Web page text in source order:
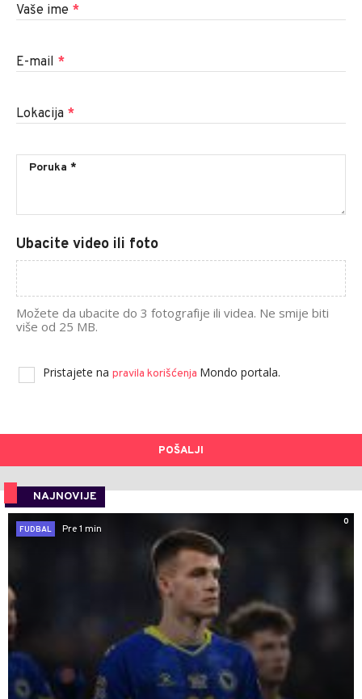
Vaše ime *
E-mail *
Lokacija *
Ubacite video ili foto
Možete da ubacite do 3 fotografije ili videa. Ne smije biti
više od 25 MB.
Pristajete na pravila korišćenja Mondo portala.
POŠALJI
NAJNOVIJE
0
FUDBAL
Pre 1 min